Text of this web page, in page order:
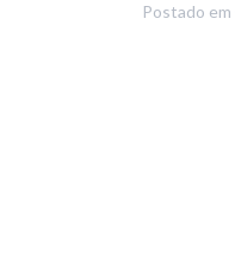
Postado em